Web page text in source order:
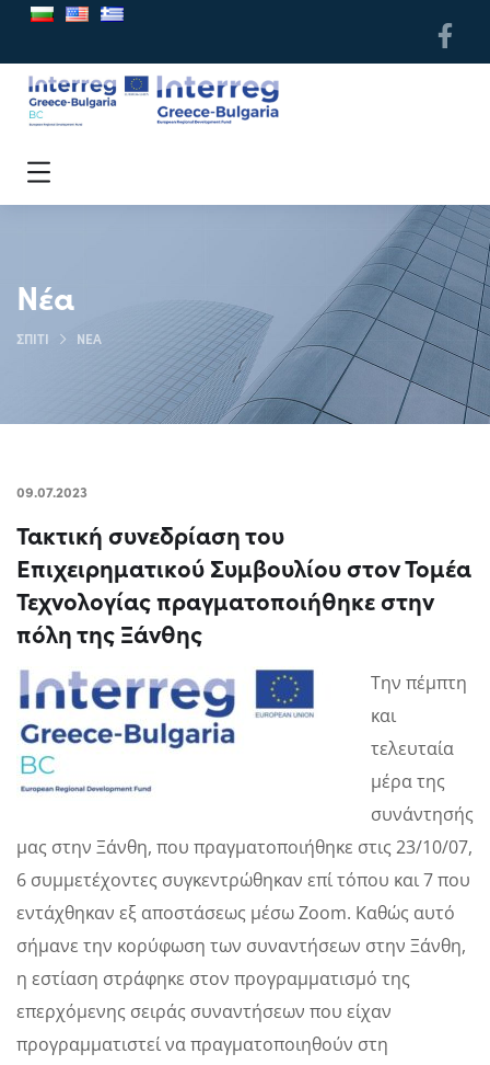
Νέα
ΣΠΊΤΙ ΝΈΑ
09.07.2023
Τακτική συνεδρίαση του
Επιχειρηματικού Συμβουλίου στον Τομέα
Τεχνολογίας πραγματοποιήθηκε στην
πόλη της Ξάνθης
Την πέμπτη
και
τελευταία
μέρα της
συνάντησής
μας στην Ξάνθη, που πραγματοποιήθηκε στις 23/10/07,
6 συμμετέχοντες συγκεντρώθηκαν επί τόπου και 7 που
εντάχθηκαν εξ αποστάσεως μέσω Zoom. Καθώς αυτό
σήμανε την κορύφωση των συναντήσεων στην Ξάνθη,
η εστίαση στράφηκε στον προγραμματισμό της
επερχόμενης σειράς συναντήσεων που είχαν
προγραμματιστεί να πραγματοποιηθούν στη